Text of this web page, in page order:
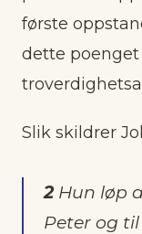
første
dette
Slik skildrer
2 Hun løp
Peter og